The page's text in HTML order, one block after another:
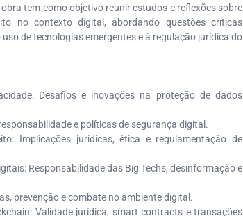
obra tem como objetivo reunir estudos e reflexões sobre
no contexto digital, abordando questões críticas
de tecnologias emergentes e à regulação jurídica do
Desafios e inovações na proteção de dados
e políticas de segurança digital.
Implicações jurídicas, ética e regulamentação de
Responsabilidade das Big Techs, desinformação e
prevenção e combate no ambiente digital.
Validade jurídica, smart contracts e transações